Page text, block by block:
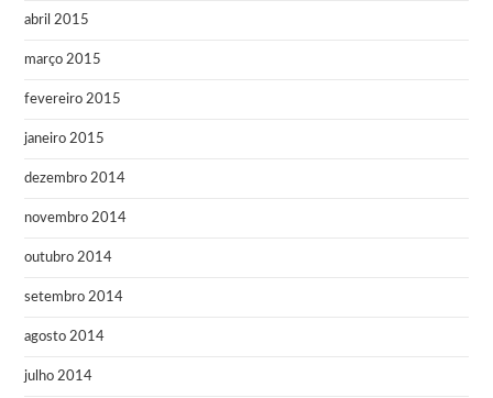
abril 2015
março 2015
fevereiro 2015
janeiro 2015
dezembro 2014
novembro 2014
outubro 2014
setembro 2014
agosto 2014
julho 2014